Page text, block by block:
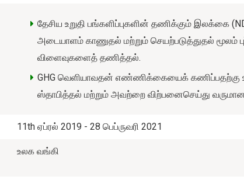
தேசிய உறுதி பங்களிப்புகளின் தணிக்கும் இலக்கை
அடையாளம் காணுதல் மற்றும் செயற்படுத்துதல் மூலம்
விளைவுகளைத் தணித்தல்.
GHG வெளியாவதன் எண்ணிக்கையைக் கணிப்பதற்கு
ஸ்தாபித்தல் மற்றும் அவற்றை விற்பனைசெய்து
11th ஏப்ரல் 2019 - 28 பெப்ருவரி 2021
உலக வங்கி